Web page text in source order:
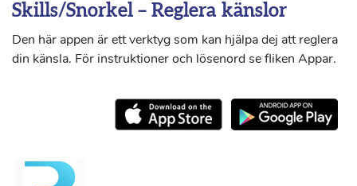
Skills/Snorkel – Reglera känslor
Den här appen är ett verktyg som kan hjälpa dej att reglera
din känsla. För instruktioner och lösenord se fliken Appar.